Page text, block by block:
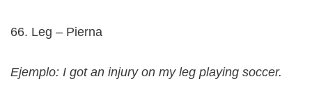
66. Leg – Pierna
Ejemplo: I got an injury on my leg playing soccer.